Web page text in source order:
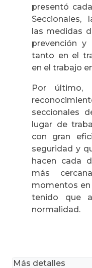
presentó
Seccionales,
las medidas
prevención y
tanto en el
en el trabajo
Por último,
seccionales
lugar de
con gran
seguridad y
hacen cada
más
momentos en
tenido que
normalidad.
Más detalles